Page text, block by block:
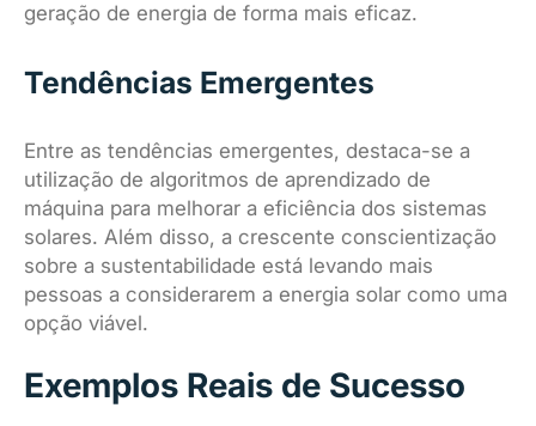
geração de energia de forma mais eficaz.
Tendências Emergentes
Entre as tendências emergentes, destaca-se a
utilização de algoritmos de aprendizado de
máquina para melhorar a eficiência dos sistemas
solares. Além disso, a crescente conscientização
sobre a sustentabilidade está levando mais
pessoas a considerarem a energia solar como uma
opção viável.
Exemplos Reais de Sucesso